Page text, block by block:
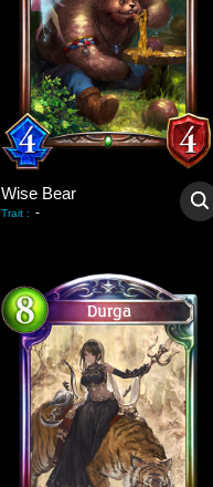
Wise Bear
Trait : -